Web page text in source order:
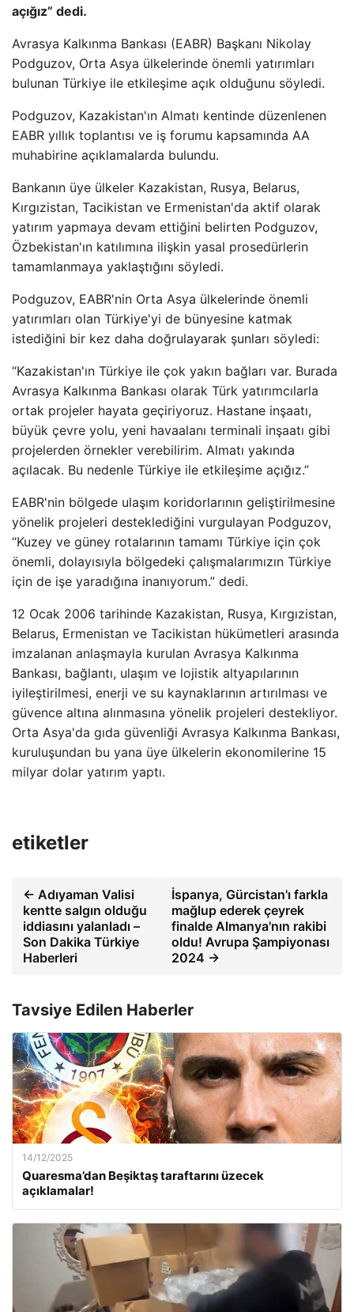
açığız” dedi.
Avrasya Kalkınma Bankası (EABR) Başkanı Nikolay
Podguzov, Orta Asya ülkelerinde önemli yatırımları
bulunan Türkiye ile etkileşime açık olduğunu söyledi.
Podguzov, Kazakistan'ın Almatı kentinde düzenlenen
EABR yıllık toplantısı ve iş forumu kapsamında AA
muhabirine açıklamalarda bulundu.
Bankanın üye ülkeler Kazakistan, Rusya, Belarus,
Kırgızistan, Tacikistan ve Ermenistan'da aktif olarak
yatırım yapmaya devam ettiğini belirten Podguzov,
Özbekistan'ın katılımına ilişkin yasal prosedürlerin
tamamlanmaya yaklaştığını söyledi.
Podguzov, EABR'nin Orta Asya ülkelerinde önemli
yatırımları olan Türkiye'yi de bünyesine katmak
istediğini bir kez daha doğrulayarak şunları söyledi:
“Kazakistan'ın Türkiye ile çok yakın bağları var. Burada
Avrasya Kalkınma Bankası olarak Türk yatırımcılarla
ortak projeler hayata geçiriyoruz. Hastane inşaatı,
büyük çevre yolu, yeni havaalanı terminali inşaatı gibi
projelerden örnekler verebilirim. Almatı yakında
açılacak. Bu nedenle Türkiye ile etkileşime açığız.”
EABR'nin bölgede ulaşım koridorlarının geliştirilmesine
yönelik projeleri desteklediğini vurgulayan Podguzov,
“Kuzey ve güney rotalarının tamamı Türkiye için çok
önemli, dolayısıyla bölgedeki çalışmalarımızın Türkiye
için de işe yaradığına inanıyorum.” dedi.
12 Ocak 2006 tarihinde Kazakistan, Rusya, Kırgızistan,
Belarus, Ermenistan ve Tacikistan hükümetleri arasında
imzalanan anlaşmayla kurulan Avrasya Kalkınma
Bankası, bağlantı, ulaşım ve lojistik altyapılarının
iyileştirilmesi, enerji ve su kaynaklarının artırılması ve
güvence altına alınmasına yönelik projeleri destekliyor.
Orta Asya'da gıda güvenliği Avrasya Kalkınma Bankası,
kuruluşundan bu yana üye ülkelerin ekonomilerine 15
milyar dolar yatırım yaptı.
etiketler
← Adıyaman Valisi
kentte salgın olduğu
iddiasını yalanladı –
Son Dakika Türkiye
Haberleri
İspanya, Gürcistan'ı farkla
mağlup ederek çeyrek
finalde Almanya'nın rakibi
oldu! Avrupa Şampiyonası
2024 →
Tavsiye Edilen Haberler
14/12/2025
Quaresma’dan Beşiktaş taraftarını üzecek
açıklamalar!